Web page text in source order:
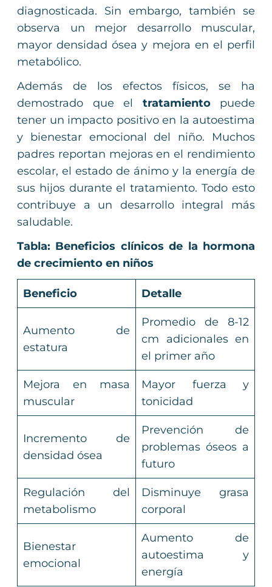
diagnosticada. Sin embargo, también se
observa un mejor desarrollo muscular,
mayor densidad ósea y mejora en el perfil
metabólico.
Además de los efectos físicos, se ha
demostrado que el tratamientopuede
tener un impacto positivo en la autoestima
y bienestar emocional del niño. Muchos
padres reportan mejoras en el rendimiento
escolar, el estado de ánimo y la energía de
sus hijos durante el tratamiento. Todo esto
contribuye a un desarrollo integral más
saludable.
Tabla: Beneficios clínicos de la hormona
de crecimiento en niños
Beneficio Detalle
Aumento de
estatura
Promedio de 8-12
cm adicionales en
el primer año
Mejora en masa
muscular
Mayor fuerza y
tonicidad
Incremento de
densidad ósea
Prevención de
problemas óseos a
futuro
Regulación del
metabolismo
Disminuye grasa
corporal
Bienestar
emocional
Aumento de
autoestima y
energía